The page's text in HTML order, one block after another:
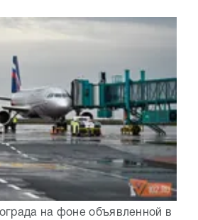
на фоне объявленной в